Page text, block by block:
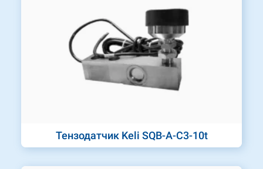
Тензодатчик Keli SQB-A-C3-10t